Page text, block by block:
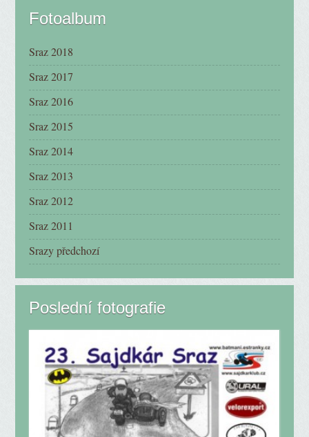
Fotoalbum
Sraz 2018
Sraz 2017
Sraz 2016
Sraz 2015
Sraz 2014
Sraz 2013
Sraz 2012
Sraz 2011
Srazy předchozí
Poslední fotografie